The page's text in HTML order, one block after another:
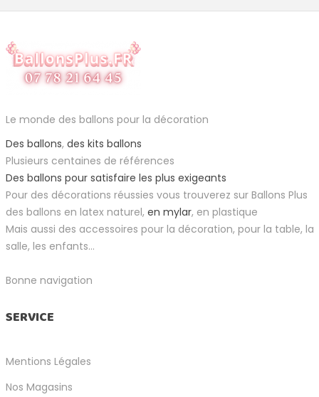
Le monde des ballons pour la décoration
Des ballons, des kits ballons
Plusieurs centaines de références
Des ballons pour satisfaire les plus exigeants
Pour des décorations réussies vous trouverez sur Ballons Plus
des ballons en latex naturel, en mylar, en plastique
Mais aussi des accessoires pour la décoration, pour la table, la
salle, les enfants...
Bonne navigation
SERVICE
Mentions Légales
Nos Magasins